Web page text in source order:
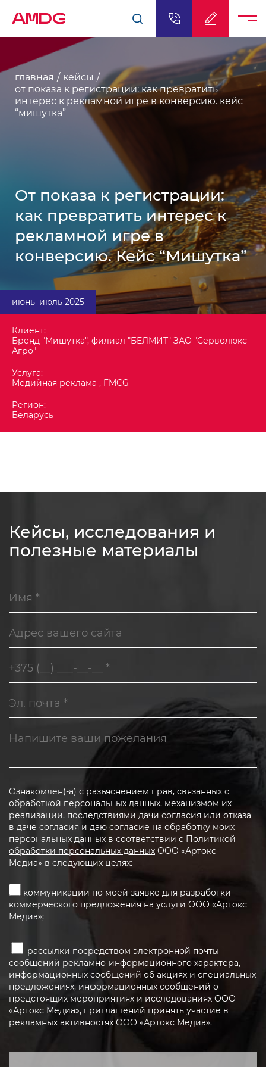
AMDG
главная
кейсы
от показа к регистрации: как превратить
интерес к рекламной игре в конверсию. кейс
“мишутка”
От показа к регистрации:
как превратить интерес к
рекламной игре в
конверсию. Кейс “Мишутка”
Клиент:
Бренд "Мишутка", филиал "БЕЛМИТ" ЗАО "Серволюкс
Агро"
Услуга:
Медийная реклама , FMCG
Регион:
Беларусь
июнь–июль 2025
Кейсы, исследования и
полезные материалы
Ознакомлен(-а) с разъяснением прав, связанных с
обработкой персональных данных, механизмом их
реализации, последствиями дачи согласия или отказа
в даче согласия и даю согласие на обработку моих
персональных данных в соответствии с Политикой
обработки персональных данных ООО «Артокс
Медиа» в следующих целях:
коммуникации по моей заявке для разработки
коммерческого предложения на услуги ООО «Артокс
Медиа»;
рассылки посредством электронной почты
сообщений рекламно-информационного характера,
информационных сообщений об акциях и специальных
предложениях, информационных сообщений о
предстоящих мероприятиях и исследованиях ООО
«Артокс Медиа», приглашений принять участие в
рекламных активностях ООО «Артокс Медиа».